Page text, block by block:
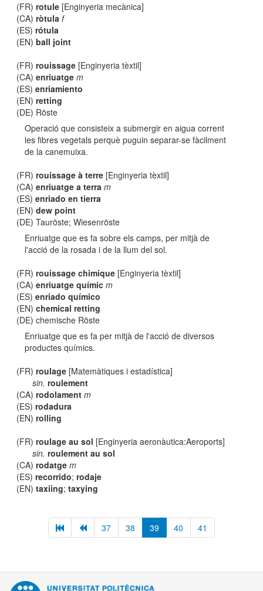
(FR)rotule [Enginyeria mecànica]
(CA)ròtula f
(ES)rótula
(EN)ball joint
(FR)rouissage [Enginyeria tèxtil]
(CA)enriuatge m
(ES)enriamiento
(EN)retting
(DE) Röste
Operació que consisteix a submergir en aigua corrent
les fibres vegetals perquè puguin separar-se fàcilment
de la canemuixa.
(FR)rouissage à terre [Enginyeria tèxtil]
(CA)enriuatge a terra m
(ES)enriado en tierra
(EN)dew point
(DE) Tauröste; Wiesenröste
Enriuatge que es fa sobre els camps, per mitjà de
l'acció de la rosada i de la llum del sol.
(FR)rouissage chimique [Enginyeria tèxtil]
(CA)enriuatge químic m
(ES)enriado químico
(EN)chemical retting
(DE) chemische Röste
Enriuatge que es fa per mitjà de l'acció de diversos
productes químics.
(FR)roulage [Matemàtiques i estadística]
sin. roulement
(CA)rodolament m
(ES)rodadura
(EN)rolling
(FR)roulage au sol [Enginyeria aeronàutica:Aeroports]
sin. roulement au sol
(CA)rodatge m
(ES)recorrido;rodaje
(EN)taxiing;taxying
37 38 39 40 41